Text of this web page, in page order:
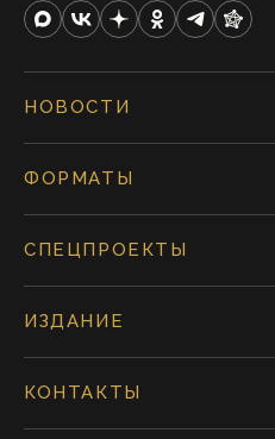
НОВОСТИ
ФОРМАТЫ
СПЕЦПРОЕКТЫ
ИЗДАНИЕ
КОНТАКТЫ